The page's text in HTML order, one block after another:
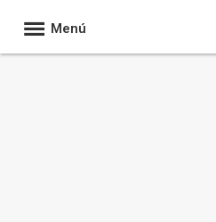
Menú